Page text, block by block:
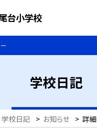
台小学校
学校日記
学校日記 > お知らせ > 詳細